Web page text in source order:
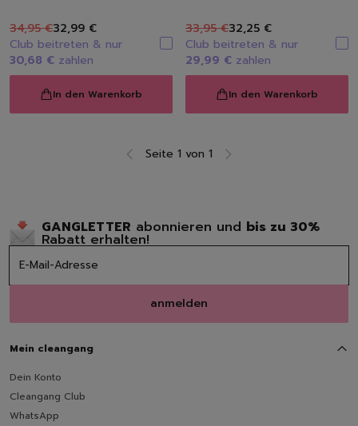
34,95 €32,99 €
Club beitreten & nur
30,68 € zahlen
In den Warenkorb
33,95 €32,25 €
Club beitreten & nur
29,99 € zahlen
In den Warenkorb
Seite 1 von 1
GANGLETTER abonnieren und bis zu 30%
Rabatt erhalten!
anmelden
Mein cleangang
Dein Konto
Cleangang Club
WhatsApp